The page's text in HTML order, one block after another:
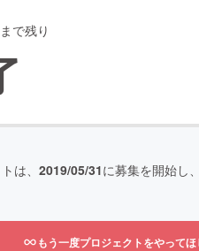
で残り
は、 2019/05/31に募集を開始し、
もう一度プロジェクトをやって